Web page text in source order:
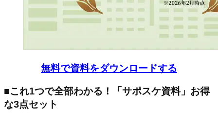
無料で資料をダウンロードする
■これ1つで全部わかる！「サポスケ資料」お得
な3点セット